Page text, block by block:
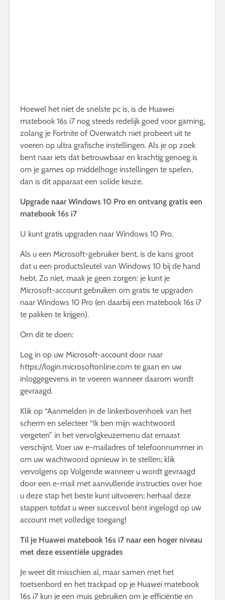
Hoewel het niet de snelste pc is, is de Huawei
matebook 16s i7 nog steeds redelijk goed voor gaming,
zolang je Fortnite of Overwatch niet probeert uit te
voeren op ultra grafische instellingen. Als je op zoek
bent naar iets dat betrouwbaar en krachtig genoeg is
om je games op middelhoge instellingen te spelen,
dan is dit apparaat een solide keuze.
Upgrade naar Windows 10 Pro en ontvang gratis een
matebook 16s i7
U kunt gratis upgraden naar Windows 10 Pro.
Als u een Microsoft-gebruiker bent, is de kans groot
dat u een productsleutel van Windows 10 bij de hand
hebt. Zo niet, maak je geen zorgen: je kunt je
Microsoft-account gebruiken om gratis te upgraden
naar Windows 10 Pro (en daarbij een matebook 16s i7
te pakken te krijgen).
Om dit te doen:
Log in op uw Microsoft-account door naar
https://login.microsoftonline.com te gaan en uw
inloggegevens in te voeren wanneer daarom wordt
gevraagd.
Klik op “Aanmelden in de linkerbovenhoek van het
scherm en selecteer “Ik ben mijn wachtwoord
vergeten” in het vervolgkeuzemenu dat ernaast
verschijnt. Voer uw e-mailadres of telefoonnummer in
om uw wachtwoord opnieuw in te stellen; klik
vervolgens op Volgende wanneer u wordt gevraagd
door een e-mail met aanvullende instructies over hoe
u deze stap het beste kunt uitvoeren; herhaal deze
stappen totdat u weer succesvol bent ingelogd op uw
account met volledige toegang!
Til je Huawei matebook 16s i7 naar een hoger niveau
met deze essentiële upgrades
Je weet dit misschien al, maar samen met het
toetsenbord en het trackpad op je Huawei matebook
16s i7 kun je een muis gebruiken om je efficiëntie en